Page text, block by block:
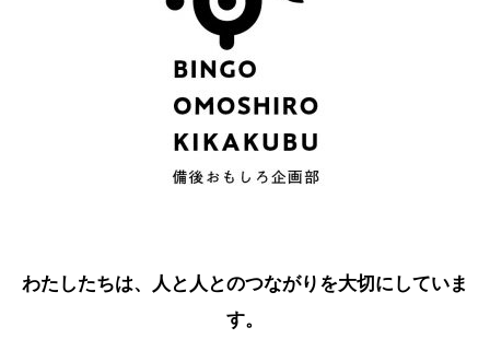
わたしたちは、人と人とのつながりを大切にしていま
す。